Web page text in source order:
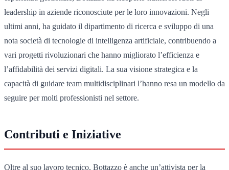
leadership in aziende riconosciute per le loro innovazioni. Negli
ultimi anni, ha guidato il dipartimento di ricerca e sviluppo di una
nota società di tecnologie di intelligenza artificiale, contribuendo a
vari progetti rivoluzionari che hanno migliorato l’efficienza e
l’affidabilità dei servizi digitali. La sua visione strategica e la
capacità di guidare team multidisciplinari l’hanno resa un modello da
seguire per molti professionisti nel settore.
Contributi e Iniziative
Oltre al suo lavoro tecnico, Bottazzo è anche un’attivista per la